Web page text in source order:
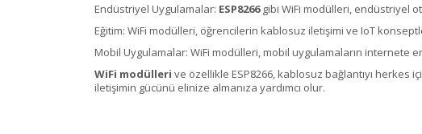
Endüstriyel Uygulamalar: ESP8266gibi WiFi modülleri, endüstriyel
Eğitim: WiFi modülleri, öğrencilerin kablosuz iletişimi ve IoT
Mobil Uygulamalar: WiFi modülleri, mobil uygulamaların internete
WiFi modülleri ve özellikle ESP8266, kablosuz bağlantıyı
iletişimin gücünü elinize almanıza yardımcı olur.